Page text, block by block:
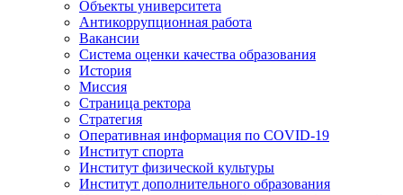
Объекты университета
Антикоррупционная работа
Вакансии
Система оценки качества образования
История
Миссия
Страница ректора
Стратегия
Оперативная информация по COVID-19
Институт спорта
Институт физической культуры
Институт дополнительного образования